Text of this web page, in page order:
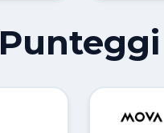
Punteggi